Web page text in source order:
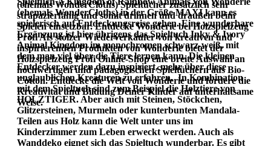
(ehemals WonderCloths) Spieltücher zusätzlich sehr
strapazierfähig und somit drinnen und draußen beim
Spielen einsetzbar. Entdecke Wonderie bei Holzspielzeug
Profi Als stolzer Wiederverkäufer von kreativen und
inspirierenden Produkten von Wonderie bietet der
Holzspielzeug Profi Online-Shop eine breite Auswahl an
hochwertigen und pädagogischen Spieltüchern aus Bio-
Cotton. Entdecke die Welt von Wonderie und fördere die
Kreativität und Bildung Deiner Kinder auf unterhaltsame
Weise.
(ehemals WonderCloths) in der Größe MAXI kann es
spielerisch auf Entdeckungsreise gehen. Eine wunderbare
Ergänzung ist hier übrigens das Spieltuch Inky & Ivory
Animal Kingdom im monochromen schwarz-weiß, mit
dem man viel über die Tiere lernen kann. Die kleinen
Entdecker werden dazu inspiriert, mehr über diese
unglaublichen Kreaturen zu erfahren. In Kombination
mit dem Spieltuch sind zum Beispiel die Holztiere von
HOLZTIGER. Aber auch mit Steinen, Stöckchen,
Glitzersteinen, Murmeln oder kunterbunten Mandala-
Teilen aus Holz kann die Welt unter uns im
Kinderzimmer zum Leben erweckt werden. Auch als
Wanddeko eignet sich das Spieltuch wunderbar. Es gibt